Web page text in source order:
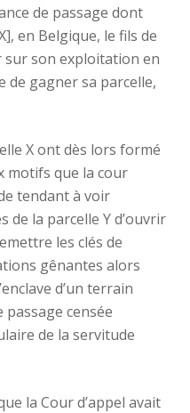
de passage dont
en Belgique, le fils de
sur son exploitation en
gagner sa parcelle,
X ont dès lors formé
motifs que la cour
tendant à voir
la parcelle Y d’ouvrir
les clés de
gênantes alors
d’un terrain
censée
de la servitude
la Cour d’appel avait